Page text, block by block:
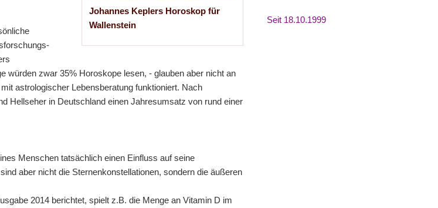
Johannes Keplers Horoskop für
Wallenstein
würden zwar 35% Horoskope lesen, - glauben aber nicht an
astrologischer Lebensberatung funktioniert. Nach
Hellseher in Deutschland einen Jahresumsatz von rund einer
Menschen tatsächlich einen Einfluss auf seine
aber nicht die Sternenkonstellationen, sondern die äußeren
2014 berichtet, spielt z.B. die Menge an Vitamin D im
Seit 18.10.1999